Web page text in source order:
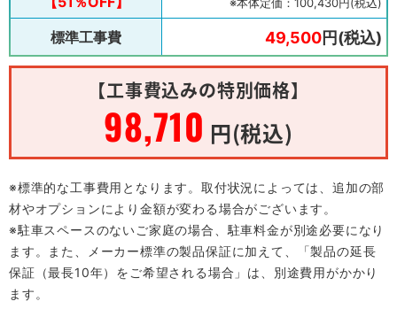
標準工事費 49,500円(税込)
【工事費込みの特別価格】
98,710 円(税込)
※標準的な工事費用となります。取付状況によっては、追加の部
材やオプションにより金額が変わる場合がございます。
※駐車スペースのないご家庭の場合、駐車料金が別途必要になり
ます。また、メーカー標準の製品保証に加えて、「製品の延長
保証（最長10年）をご希望される場合」は、別途費用がかかり
ます。